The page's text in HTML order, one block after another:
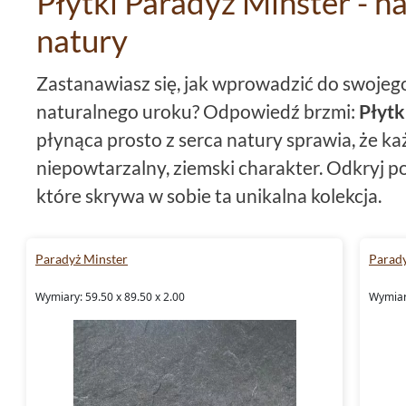
natury
Zastanawiasz się, jak wprowadzić do
naturalnego uroku? Odpowiedź brzmi:
płynąca prosto z serca natury sprawia, że
niepowtarzalny, ziemski charakter. Odkryj
które skrywa w sobie ta unikalna kolekcja.
zdecydowanie dominują w
oryginalności. Ten niecodzienny wymiar
możliwości aranżacyjnych, pozwalając na
Paradyż Minster
Wymiary: 59.50 x 89.50 x 2.00